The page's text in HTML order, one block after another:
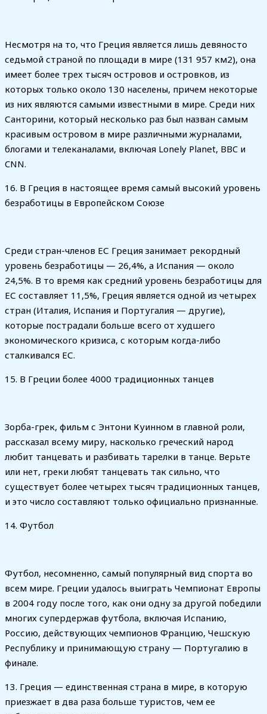
Несмотря на то, что Греция является лишь девяносто
седьмой страной по площади в мире (131 957 км2), она
имеет более трех тысяч островов и островков, из
которых только около 130 населены, причем некоторые
из них являются самыми известными в мире. Среди них
Санторини, который несколько раз был назван самым
красивым островом в мире различными журналами,
блогами и телеканалами, включая Lonely Planet, BBC и
CNN.
16. В Греция в настоящее время самый высокий уровень
безработицы в Европейском Союзе
Среди стран-членов ЕС Греция занимает рекордный
уровень безработицы — 26,4%, а Испания — около
24,5%. В то время как средний уровень безработицы для
ЕС составляет 11,5%, Греция является одной из четырех
стран (Италия, Испания и Португалия — другие),
которые пострадали больше всего от худшего
экономического кризиса, с которым когда-либо
сталкивался ЕС.
15. В Греции более 4000 традиционных танцев
Зорба-грек, фильм с Энтони Куинном в главной роли,
рассказал всему миру, насколько греческий народ
любит танцевать и разбивать тарелки в танце. Верьте
или нет, греки любят танцевать так сильно, что
существует более четырех тысяч традиционных танцев,
и это число составляют только официально признанные.
14. Футбол
Футбол, несомненно, самый популярный вид спорта во
всем мире. Греции удалось выиграть Чемпионат Европы
в 2004 году после того, как они одну за другой победили
многих супердержав футбола, включая Испанию,
Россию, действующих чемпионов Францию, Чешскую
Республику и принимающую страну — Португалию в
финале.
13. Греция — единственная страна в мире, в которую
приезжает в два раза больше туристов, чем ее